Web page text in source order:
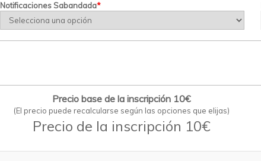
Notificaciones Sabandada*
Precio base de la inscripción 10€
(El precio puede recalcularse según las opciones que elijas)
Precio de la inscripción 10€